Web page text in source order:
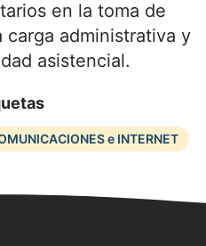
en la toma de
administrativa y
asistencial.
e INTERNET